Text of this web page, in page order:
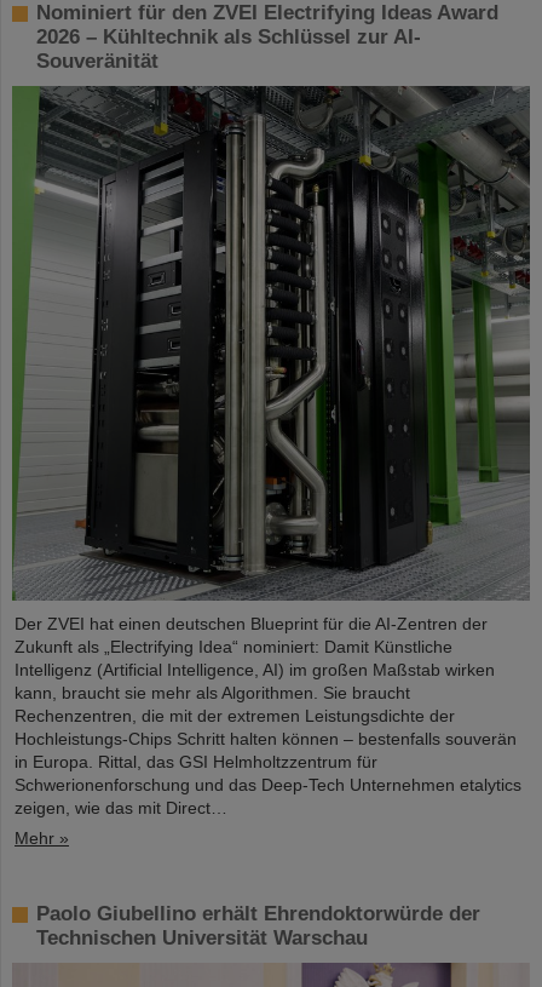
Nominiert für den ZVEI Electrifying Ideas Award
2026 – Kühltechnik als Schlüssel zur AI-
Souveränität
Der ZVEI hat einen deutschen Blueprint für die AI-Zentren der
Zukunft als „Electrifying Idea“ nominiert: Damit Künstliche
Intelligenz (Artificial Intelligence, AI) im großen Maßstab wirken
kann, braucht sie mehr als Algorithmen. Sie braucht
Rechenzentren, die mit der extremen Leistungsdichte der
Hochleistungs-Chips Schritt halten können – bestenfalls souverän
in Europa. Rittal, das GSI Helmholtzzentrum für
Schwerionenforschung und das Deep-Tech Unternehmen etalytics
zeigen, wie das mit Direct…
Mehr »
Paolo Giubellino erhält Ehrendoktorwürde der
Technischen Universität Warschau